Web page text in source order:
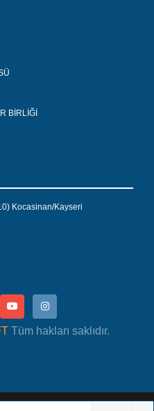
BİRLİĞİ
Kocasinan/Kayseri
Tüm hakları saklıdır.